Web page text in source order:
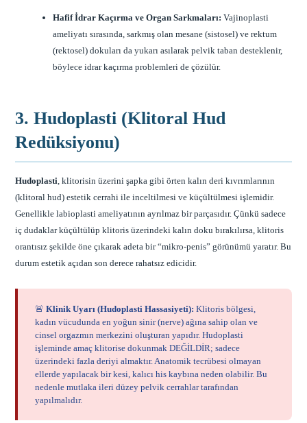
Hafif İdrar Kaçırma ve Organ Sarkmaları: Vajinoplasti
ameliyatı sırasında, sarkmış olan mesane (sistosel) ve rektum
(rektosel) dokuları da yukarı asılarak pelvik taban desteklenir,
böylece idrar kaçırma problemleri de çözülür.
3. Hudoplasti (Klitoral Hud
Redüksiyonu)
Hudoplasti , klitorisin üzerini şapka gibi örten kalın deri kıvrımlarının
(klitoral hud) estetik cerrahi ile inceltilmesi ve küçültülmesi işlemidir.
Genellikle labioplasti ameliyatının ayrılmaz bir parçasıdır. Çünkü sadece
iç dudaklar küçültülüp klitoris üzerindeki kalın doku bırakılırsa, klitoris
orantısız şekilde öne çıkarak adeta bir “mikro-penis” görünümü yaratır. Bu
durum estetik açıdan son derece rahatsız edicidir.
🚨Klinik Uyarı (Hudoplasti Hassasiyeti): Klitoris bölgesi,
kadın vücudunda en yoğun sinir (nerve) ağına sahip olan ve
cinsel orgazmın merkezini oluşturan yapıdır. Hudoplasti
işleminde amaç klitorise dokunmak DEĞİLDİR; sadece
üzerindeki fazla deriyi almaktır. Anatomik tecrübesi olmayan
ellerde yapılacak bir kesi, kalıcı his kaybına neden olabilir. Bu
nedenle mutlaka ileri düzey pelvik cerrahlar tarafından
yapılmalıdır.